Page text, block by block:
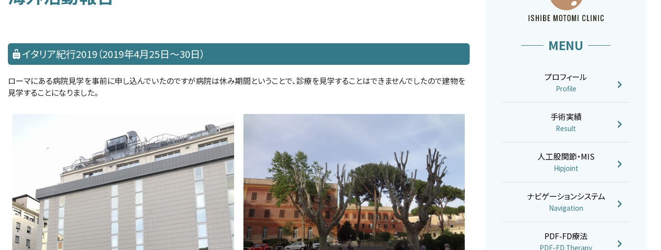
イタリア紀行2019（2019年4月25日～30日）
ローマにある病院見学を事前に申し込んでいたのですが病院は休み期間ということで、診療を見学することはできませんでしたので建物を
見学することになりました。
MENU
プロフィール
Profile
手術実績
Result
人工股関節・MIS
Hipjoint
ナビゲーションシステム
Navigation
PDF-FD療法
PDF-FD Therapy